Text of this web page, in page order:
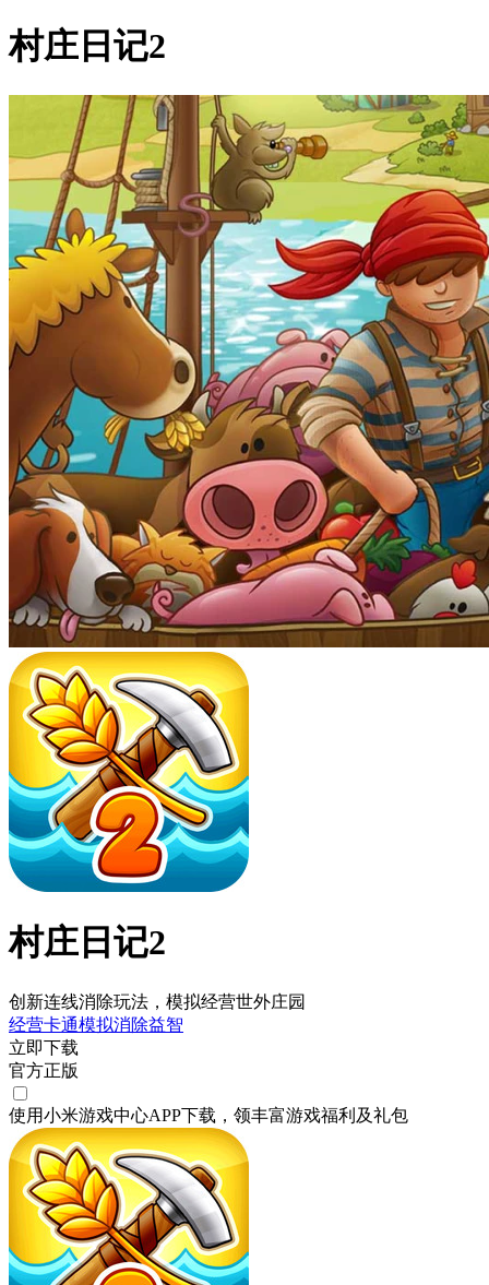
村庄日记2
村庄日记2
创新连线消除玩法，模拟经营世外庄园
经营卡通模拟消除益智
立即下载
官方正版
使用小米游戏中心APP下载 ，领丰富游戏福利 及礼包